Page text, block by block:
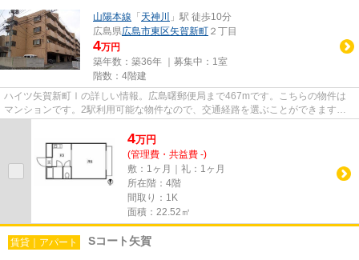
山陽本線 「天神川
」駅 徒歩10分
広島県広島市東区矢賀新町 ２丁目
4万円
築年数：築36年 ｜募集中： 1室
階数：4階建
ハイツ矢賀新町Ⅰの詳しい情報。広島曙郵便局まで467mです。こちらの物件は
マンションです。2駅利用可能な物件なので、交通経路を選ぶことができます。
当社スタッフが地域の賃貸情報を...
4万円
(管理費・共益費 -)
敷：1ヶ月｜礼：1ヶ月
所在階：4階
間取り：1K
面積：22.52㎡
賃貸｜アパート Sコート矢賀